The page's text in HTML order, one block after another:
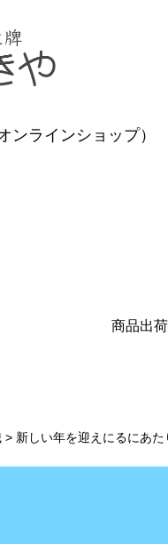
ンラインショップ）
商品出
> 新しい年を迎えにるにあた